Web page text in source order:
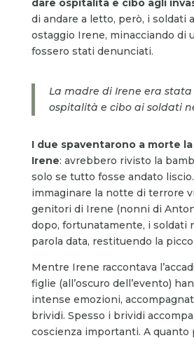
dare ospitalità e cibo agli
di andare a letto, però, i soldati
ostaggio Irene, minacciando di
fossero stati denunciati.
La madre di Irene era
ospitalità e cibo ai soldati
I due spaventarono a morte
Irene: avrebbero rivisto la
solo se tutto fosse andato
immaginare la notte di terrore
genitori di Irene (nonni di
dopo, fortunatamente, i soldati
parola data, restituendo la
Mentre Irene raccontava
figlie (all’oscuro dell’evento)
intense emozioni,
brividi. Spesso i brividi
coscienza importanti. A quanto